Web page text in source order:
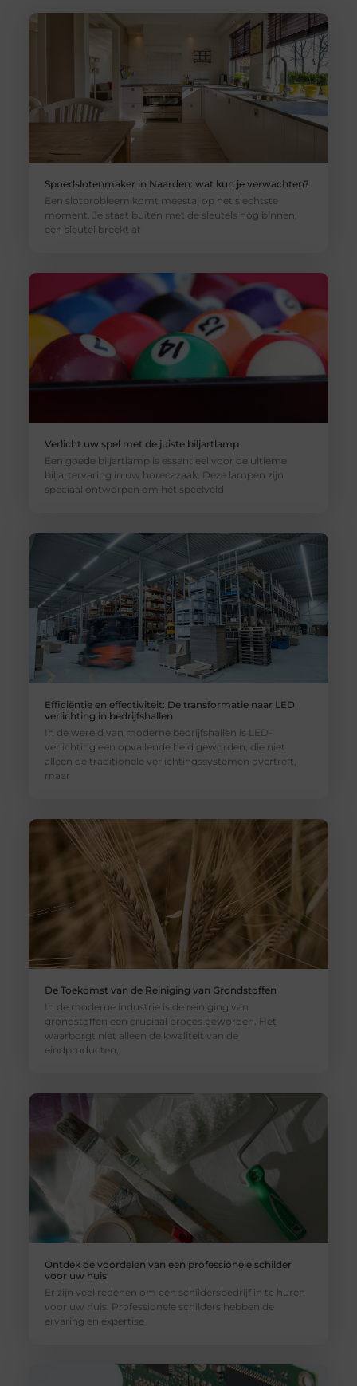
Spoedslotenmaker in Naarden: wat kun je verwachten?
Een slotprobleem komt meestal op het slechtste
moment. Je staat buiten met de sleutels nog binnen,
een sleutel breekt af
Verlicht uw spel met de juiste biljartlamp
Een goede biljartlamp is essentieel voor de ultieme
biljartervaring in uw horecazaak. Deze lampen zijn
speciaal ontworpen om het speelveld
Efficiëntie en effectiviteit: De transformatie naar LED
verlichting in bedrijfshallen
In de wereld van moderne bedrijfshallen is LED-
verlichting een opvallende held geworden, die niet
alleen de traditionele verlichtingssystemen overtreft,
maar
De Toekomst van de Reiniging van Grondstoffen
In de moderne industrie is de reiniging van
grondstoffen een cruciaal proces geworden. Het
waarborgt niet alleen de kwaliteit van de
eindproducten,
Ontdek de voordelen van een professionele schilder
voor uw huis
Er zijn veel redenen om een schildersbedrijf in te huren
voor uw huis. Professionele schilders hebben de
ervaring en expertise